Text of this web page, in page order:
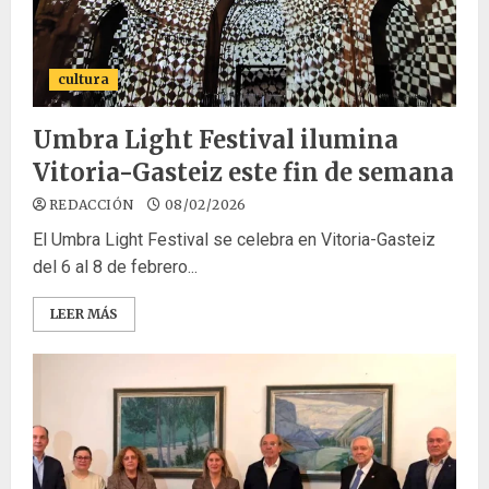
cultura
Umbra Light Festival ilumina
Vitoria-Gasteiz este fin de semana
REDACCIÓN 08/02/2026
El Umbra Light Festival se celebra en Vitoria-Gasteiz
del 6 al 8 de febrero...
LEER MÁS